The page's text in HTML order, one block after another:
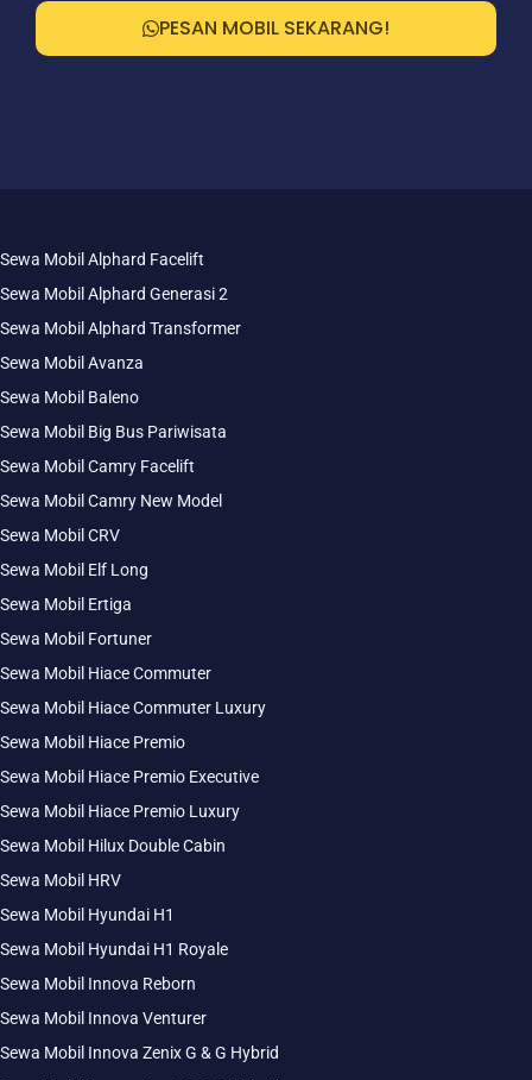
PESAN MOBIL SEKARANG!
Sewa Mobil Alphard Facelift
Sewa Mobil Alphard Generasi 2
Sewa Mobil Alphard Transformer
Sewa Mobil Avanza
Sewa Mobil Baleno
Sewa Mobil Big Bus Pariwisata
Sewa Mobil Camry Facelift
Sewa Mobil Camry New Model
Sewa Mobil CRV
Sewa Mobil Elf Long
Sewa Mobil Ertiga
Sewa Mobil Fortuner
Sewa Mobil Hiace Commuter
Sewa Mobil Hiace Commuter Luxury
Sewa Mobil Hiace Premio
Sewa Mobil Hiace Premio Executive
Sewa Mobil Hiace Premio Luxury
Sewa Mobil Hilux Double Cabin
Sewa Mobil HRV
Sewa Mobil Hyundai H1
Sewa Mobil Hyundai H1 Royale
Sewa Mobil Innova Reborn
Sewa Mobil Innova Venturer
Sewa Mobil Innova Zenix G & G Hybrid